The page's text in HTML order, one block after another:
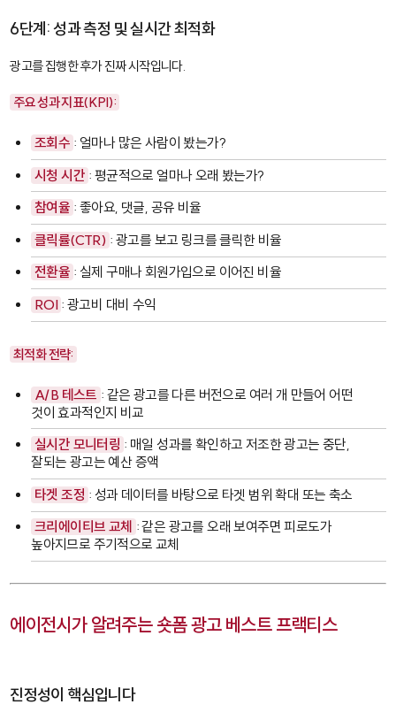
6단계: 성과 측정 및 실시간 최적화
광고를 집행한 후가 진짜 시작입니다.
주요 성과 지표(KPI):
조회수 : 얼마나 많은 사람이 봤는가?
시청 시간 : 평균적으로 얼마나 오래 봤는가?
참여율 : 좋아요, 댓글, 공유 비율
클릭률(CTR) : 광고를 보고 링크를 클릭한 비율
전환율 : 실제 구매나 회원가입으로 이어진 비율
ROI : 광고비 대비 수익
최적화 전략:
A/B 테스트 : 같은 광고를 다른 버전으로 여러 개 만들어 어떤
것이 효과적인지 비교
실시간 모니터링 : 매일 성과를 확인하고 저조한 광고는 중단,
잘되는 광고는 예산 증액
타겟 조정 : 성과 데이터를 바탕으로 타겟 범위 확대 또는 축소
크리에이티브 교체 : 같은 광고를 오래 보여주면 피로도가
높아지므로 주기적으로 교체
에이전시가 알려주는 숏폼 광고 베스트 프랙티스
진정성이 핵심입니다